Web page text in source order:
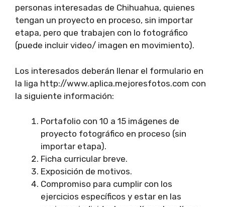
personas interesadas de Chihuahua, quienes
tengan un proyecto en proceso, sin importar
etapa, pero que trabajen con lo fotográfico
(puede incluir video/ imagen en movimiento).
Los interesados deberán llenar el formulario en
la liga http://www.aplica.mejoresfotos.com con
la siguiente información:
Portafolio con 10 a 15 imágenes de
proyecto fotográfico en proceso (sin
importar etapa).
Ficha curricular breve.
Exposición de motivos.
Compromiso para cumplir con los
ejercicios específicos y estar en las